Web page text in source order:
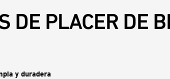
DE PLACER DE
y duradera